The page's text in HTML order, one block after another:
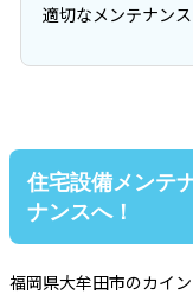
適切なメンテナン
住宅設備メンテ
ナンスへ！
福岡県大牟田市のカイ